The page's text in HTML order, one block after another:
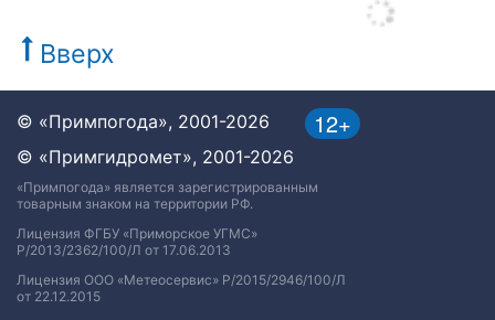
Вверх
12+
© «Примпогода», 2001-2026
© «Примгидромет», 2001-2026
«Примпогода» является зарегистрированным
товарным знаком на территории РФ.
Лицензия ФГБУ «Приморское УГМС»
Р/2013/2362/100/Л от 17.06.2013
Лицензия ООО «Метеосервис» Р/2015/2946/100/Л
от 22.12.2015